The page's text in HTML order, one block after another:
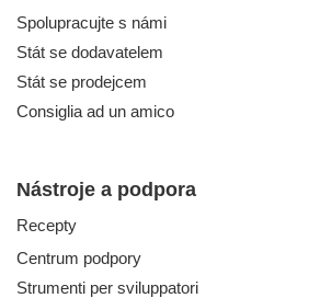
Spolupracujte s námi
Stát se dodavatelem
Stát se prodejcem
Consiglia ad un amico
Nástroje a podpora
Recepty
Centrum podpory
Strumenti per sviluppatori